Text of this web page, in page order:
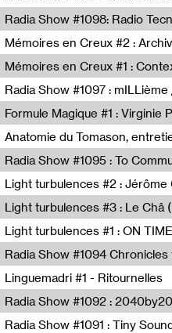
Radio Orange 94.0
Sophie Auger-Grappin
Sophie Auger-Grappin
Radia Show #1097 :
Formule Magique #1 : Virginie
Nathalie Lacroix,Virginie
Loraine Baud,Sylvain Cardonnel
Usmaradio
Lutèce Lockness
Jérôme Game,Jean-Michel
Reboot.fm
Linguemadri #1 - Ritournelles
Meris Angioletti
Radia Show #1092 :
Diffusion FM
Radia Show #1091 : Tiny